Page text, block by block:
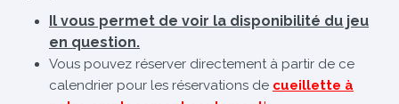
Il vous permet de voir la disponibilité du jeu
en question.
Vous pouvez réserver directement à partir de ce
calendrier pour les réservations de cueillette à